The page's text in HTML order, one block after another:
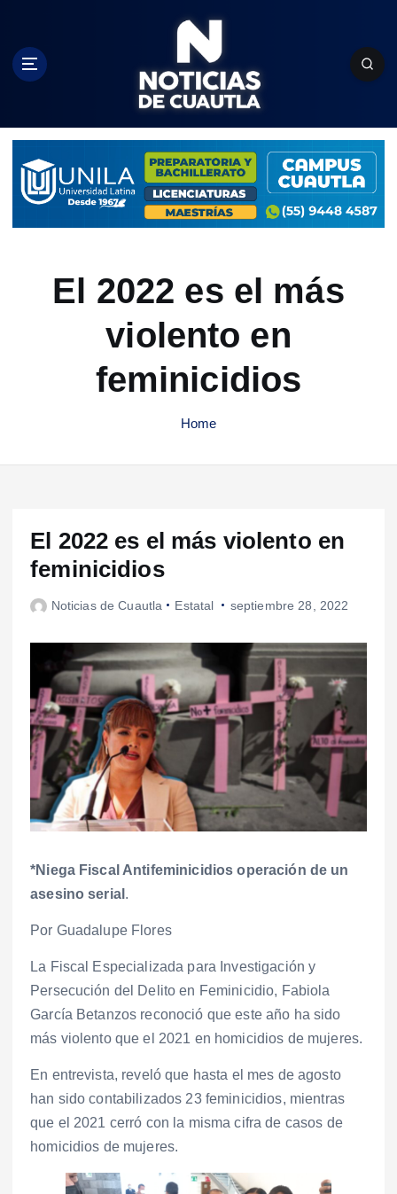
c
El 2022 es el más
violento en
feminicidios
Home
El 2022 es el más violento en
feminicidios
Noticias de Cuautla Estatal septiembre 28, 2022
*Niega Fiscal Antifeminicidios operación de un
asesino serial .
Por Guadalupe Flores
La Fiscal Especializada para Investigación y
Persecución del Delito en Feminicidio, Fabiola
García Betanzos reconoció que este año ha sido
más violento que el 2021 en homicidios de mujeres.
En entrevista, reveló que hasta el mes de agosto
han sido contabilizados 23 feminicidios, mientras
que el 2021 cerró con la misma cifra de casos de
homicidios de mujeres.